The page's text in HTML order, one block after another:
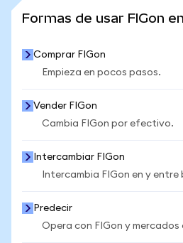
Formas de usar FIGon
Comprar FIGon
Empieza en pocos pasos.
Vender FIGon
Cambia FIGon por efectivo.
Intercambiar FIGon
Intercambia FIGon en y entre
Predecir
Opera con FIGon y